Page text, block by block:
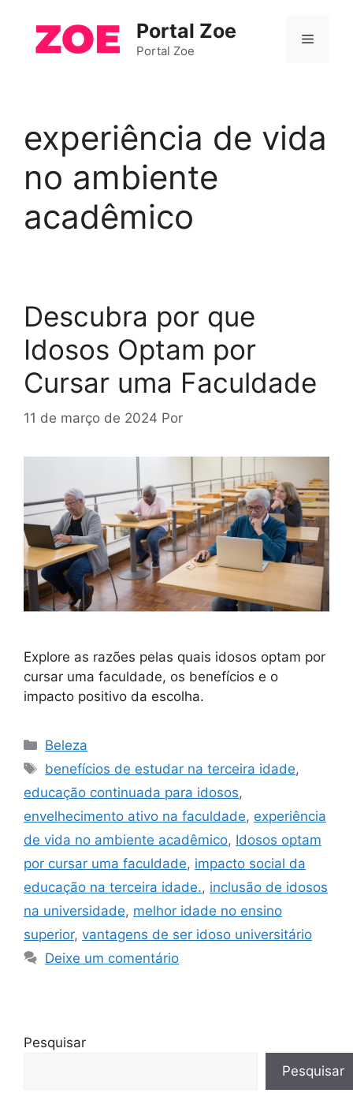
Portal Zoe
Portal Zoe
Menu
experiência de vida
no ambiente
acadêmico
Descubra por que
Idosos Optam por
Cursar uma Faculdade
11 de março de 2024 Por
Explore as razões pelas quais idosos optam por
cursar uma faculdade, os benefícios e o
impacto positivo da escolha.
Categorias
Beleza
Tags
benefícios de estudar na terceira idade,
educação continuada para idosos,
envelhecimento ativo na faculdade, experiência
de vida no ambiente acadêmico, Idosos optam
por cursar uma faculdade, impacto social da
educação na terceira idade., inclusão de idosos
na universidade, melhor idade no ensino
superior, vantagens de ser idoso universitário
Deixe um comentário
Pesquisar
Pesquisar